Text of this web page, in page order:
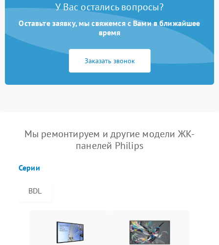
У Вас остались вопросы?
Оставьте заявку, мы свяжемся с Вами в ближайшее
время
Заказать звонок
Мы ремонтируем и другие модели ЖК-
панелей Philips
Серии
BDL